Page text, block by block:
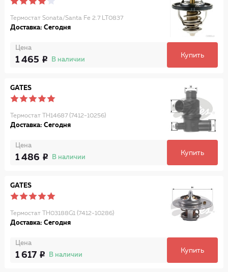
Термостат Sonata/Santa Fe 2.7 LT0837
Доставка: Сегодня
Цена
1 465 В наличии
Купить
GATES
Термостат TH14687 (7412-10256)
Доставка: Сегодня
Цена
1 486 В наличии
Купить
GATES
Термостат TH03188G1 (7412-10286)
Доставка: Сегодня
Цена
1 617 В наличии
Купить